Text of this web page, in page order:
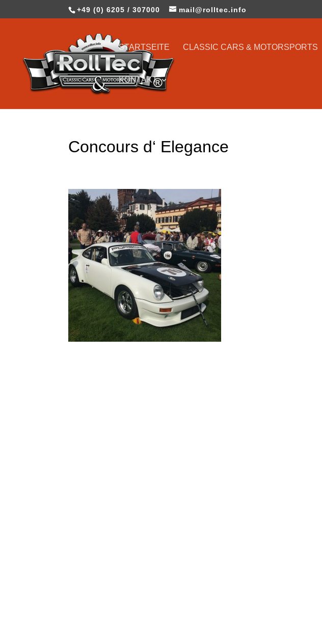
+49 (0) 6205 / 307000 mail@rolltec.info
STARTSEITE CLASSIC CARS & MOTORSPORTS
KONTAKT
Concours d‘ Elegance